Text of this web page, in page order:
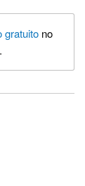
gratuito no
.